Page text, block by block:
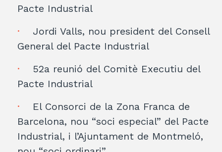
Pacte Industrial
Jordi Valls, nou president del Consell
General del Pacte Industrial
52a reunió del Comitè Executiu del
Pacte Industrial
El Consorci de la Zona Franca de
Barcelona, nou “soci especial” del Pacte
Industrial, i l’Ajuntament de Montmeló,